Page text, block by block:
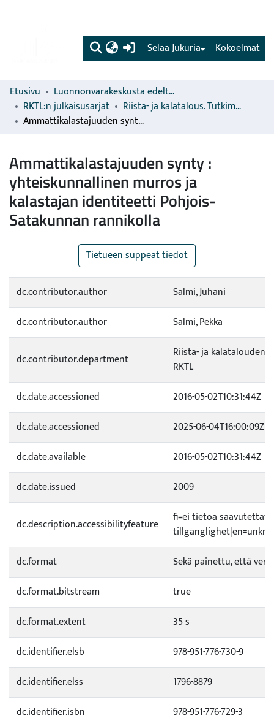
(current) Kokoelmat
Selaa Jukuria
Etusivu
Luonnonvarakeskusta edeltävien organisaatioiden sarjat
RKTL:n julkaisusarjat
Riista- ja kalatalous. Tutkimuksia ja selvityksiä
Ammattikalastajuuden synty : yhteiskunnallinen murros ja kalastajan identiteetti Pohjois-Satakunnan rannikolla
Ammattikalastajuuden synty :
yhteiskunnallinen murros ja
kalastajan identiteetti Pohjois-
Satakunnan rannikolla
Tietueen suppeat tiedot
dc.contributor.author
Salmi, Juhani
dc.contributor.author
Salmi, Pekka
dc.contributor.department
Riista- ja kalatalouden
RKTL
dc.date.accessioned
2016-05-02T10:31:44Z
dc.date.accessioned
2025-06-04T16:00:09Z
dc.date.available
2016-05-02T10:31:44Z
dc.date.issued
2009
dc.description.accessibilityfeature
fi=ei tietoa
dc.format
Sekä painettu, että
dc.format.bitstream
true
dc.format.extent
35 s
dc.identifier.elsb
978-951-776-730-9
dc.identifier.elss
1796-8879
dc.identifier.isbn
978-951-776-729-3